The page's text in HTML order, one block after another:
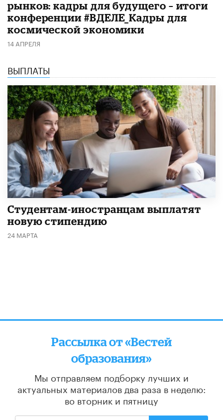
рынков: кадры для будущего – итоги
конференции #ВДЕЛЕ_Кадры для
космической экономики
14 АПРЕЛЯ
ВЫПЛАТЫ
Студентам-иностранцам выплатят
новую стипендию
24 МАРТА
Рассылка от «Вестей
образования»
Мы отправляем подборку лучших и
актуальных материалов два раза в неделю:
во вторник и пятницу